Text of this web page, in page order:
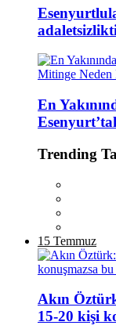
En
Trending
15 Temmuz
Akın
15-20 kişi